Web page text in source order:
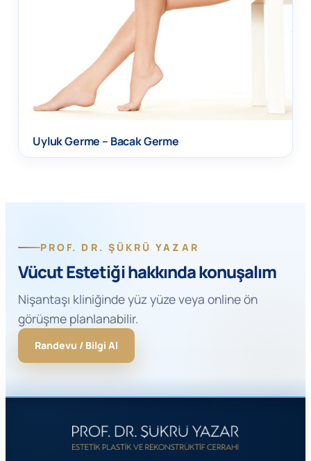
Uyluk Germe – Bacak Germe
PROF. DR. ŞÜKRÜ YAZAR
Vücut Estetiği hakkında konuşalım
Nişantaşı kliniğinde yüz yüze veya online ön
görüşme planlanabilir.
Randevu / Bilgi Al